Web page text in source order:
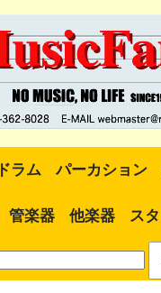
ドラム パーカション
管楽器 他楽器 ス